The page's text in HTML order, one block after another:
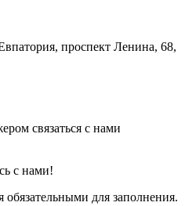
проспект Ленина, 68,
связаться с нами
с нами!
обязательными для заполнения.